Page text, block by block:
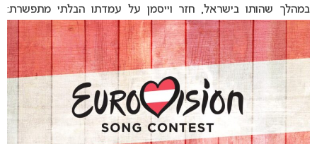
במהלך שהותו בישראל, חזר וייסמן על עמדתו הבלתי מתפשרת: